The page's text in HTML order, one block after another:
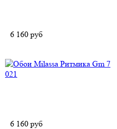
6 160 руб
6 160 руб